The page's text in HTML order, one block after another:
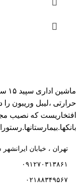
حرارتی ،لیبل وریبون را
افتخاریست که نصیب
تهران ، خیابان ایرانشهر
۰۹۱۲۷۰۳۱۳۸۶۱
۰۲۱۸۸۳۴۹۵۶۷